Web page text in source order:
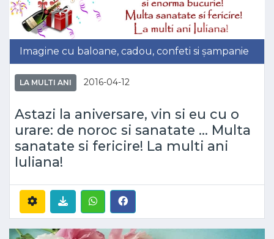
Imagine cu baloane, cadou, confeti si șampanie
LA MULTI ANI 2016-04-12
Astazi la aniversare, vin si eu cu o
urare: de noroc si sanatate ... Multa
sanatate si fericire! La multi ani
Iuliana!